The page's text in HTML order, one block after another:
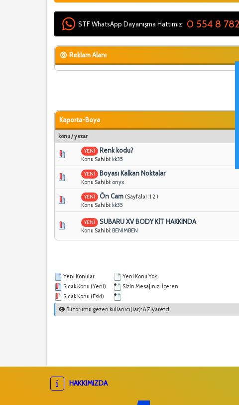
STF WhatsApp Dayanışma Hattımız: 0 554 8
Reklam Alanı
Kaporta-Boya
konu/yazar
YENİ Renk kodu?
Konu Sahibi: kk35
YENİ Boyası Kalkan Noktalar
Konu Sahibi: onyx
YENİ Ön Cam (Sayfalar:1 2 )
Konu Sahibi: kk35
YENİ SUBARU XV BODY KİT HAKKINDA
Konu Sahibi: BENIMBEN
Yeni Konular
Sıcak Konu (Yeni)
Sıcak Konu (Eski)
Yeni Konu Yok
Sizin Mesajınızı İçeren
Bu forumu gezen kullanıcı(lar): 6 Ziyaretçi
HAKKIMIZDA